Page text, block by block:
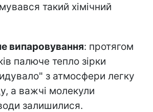
такий хімічний
випаровування: протягом
палюче тепло зірки
з атмосфери легку
а важчі молекули
залишилися.